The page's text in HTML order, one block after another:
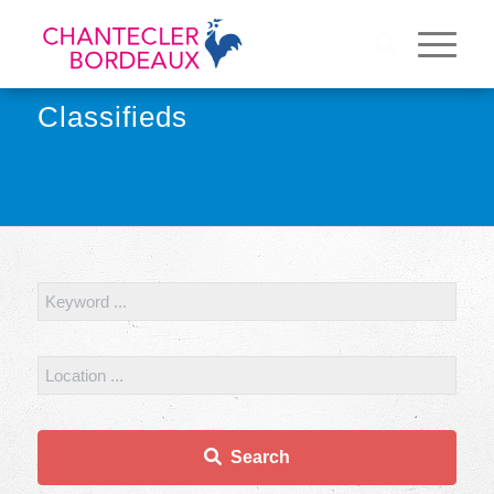
Classifieds
Search